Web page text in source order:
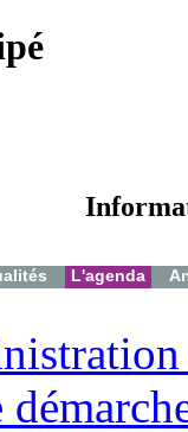
L'agenda